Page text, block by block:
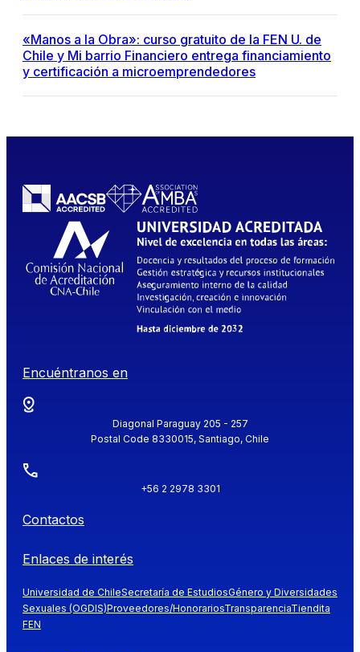
«Manos a la Obra»: curso gratuito de la FEN U. de
Chile y Mi barrio Financiero entrega financiamiento
y certificación a microemprendedores
Encuéntranos en
Diagonal Paraguay 205 - 257
Postal Code 8330015, Santiago, Chile
+56 2 2978 3301
Contactos
Enlaces de interés
Universidad de ChileSecretaría de EstudiosGénero y Diversidades
Sexuales (OGDIS)Proveedores/HonorariosTransparenciaTiendita
FEN